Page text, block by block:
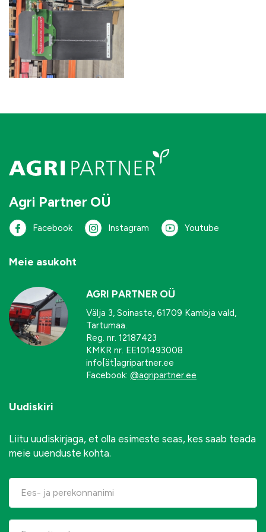
Agri Partner OÜ
Facebook Instagram Youtube
Meie asukoht
AGRI PARTNER OÜ
Välja 3, Soinaste, 61709 Kambja vald,
Tartumaa.
Reg. nr. 12187423
KMKR nr. EE101493008
info[ät]agripartner.ee
Facebook: @agripartner.ee
Uudiskiri
Liitu uudiskirjaga, et olla esimeste seas, kes saab teada
meie uuenduste kohta.